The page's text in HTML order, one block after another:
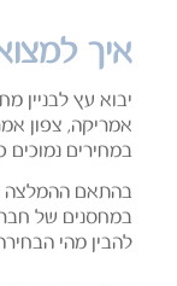
איך
יבוא עץ לבניין
אמריקה, צפון
במחירים
בהתאם ההמלצה
במחסנים של
להבין מהי